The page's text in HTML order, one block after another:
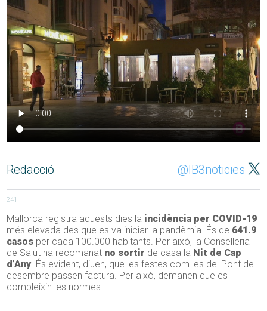
Redacció @IB3noticies
241
Mallorca registra aquests dies la incidència per COVID-19
més elevada des que es va iniciar la pandèmia. És de 641.9
casos per cada 100.000 habitants. Per això, la Conselleria
de Salut ha recomanat no sortir de casa la Nit de Cap
d’Any. És evident, diuen, que les festes com les del Pont de
desembre passen factura. Per això, demanen que es
compleixin les normes.